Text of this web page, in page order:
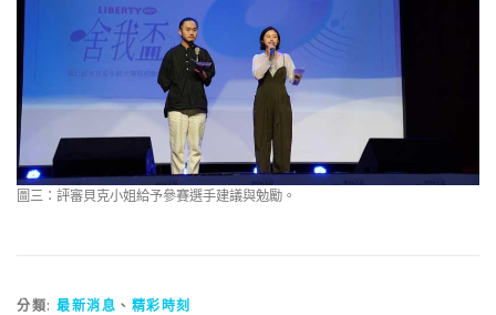
圖三：評審貝克小姐給予參賽選手建議與勉勵。
分類: 最新消息 、 精彩時刻